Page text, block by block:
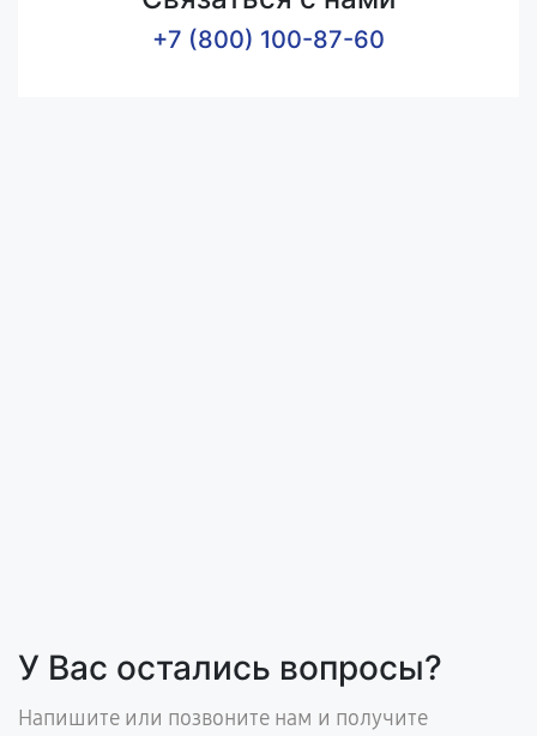
+7 (800) 100-87-60
У Вас остались вопросы?
Напишите или позвоните нам и получите